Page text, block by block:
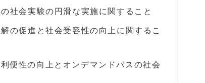
社会実験の円滑な実施に関すること
の促進と社会受容性の向上に関するこ
便性の向上とオンデマンドバスの社会